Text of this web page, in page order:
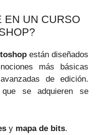
EN ​UN CURSO
⁢están diseñados
más básicas
de edición.
que se adquieren se
y mapa de‍ bits.